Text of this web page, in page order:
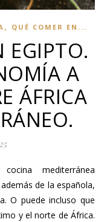
, QUÉ COMER EN...
EGIPTO.
A
ÁFRICA
de la española,
O puede incluso que
y el norte de África.